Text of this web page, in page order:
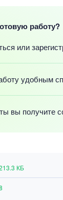
работу?
или
удобным
вы получите
КБ